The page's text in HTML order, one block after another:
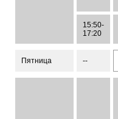
15:50-
17:20
Пятница --